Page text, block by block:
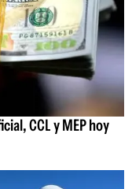
CCL y MEP hoy